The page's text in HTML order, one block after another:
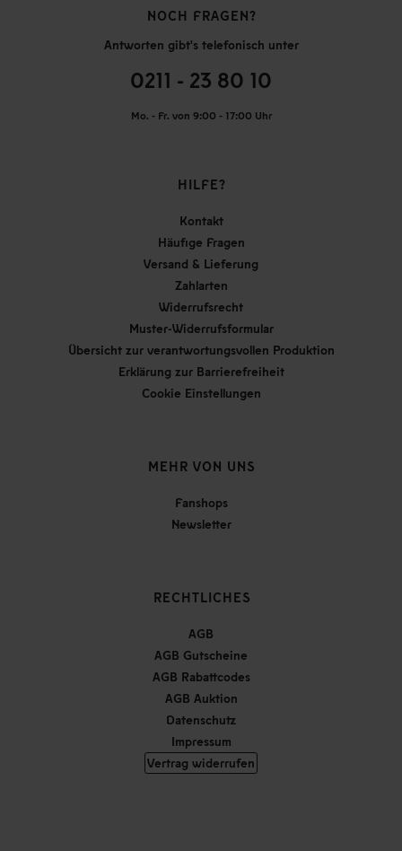
NOCH FRAGEN?
Antworten gibt's telefonisch unter
0211 - 23 80 10
Mo. - Fr. von 9:00 - 17:00 Uhr
HILFE?
Kontakt
Häufige Fragen
Versand & Lieferung
Zahlarten
Widerrufsrecht
Muster-Widerrufsformular
Übersicht zur verantwortungsvollen Produktion
Erklärung zur Barrierefreiheit
Cookie Einstellungen
MEHR VON UNS
Fanshops
Newsletter
RECHTLICHES
AGB
AGB Gutscheine
AGB Rabattcodes
AGB Auktion
Datenschutz
Impressum
Vertrag widerrufen